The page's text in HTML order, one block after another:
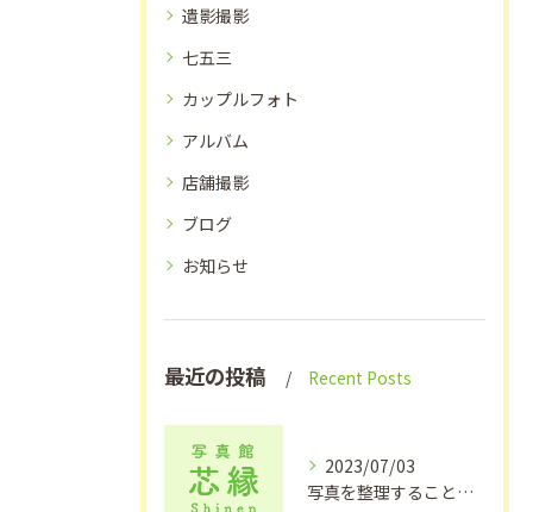
遺影撮影
七五三
カップルフォト
アルバム
店舗撮影
ブログ
お知らせ
最近の投稿 Recent Posts
2023/07/03
写真を整理することで色々なことが蘇る？【アルバム作成、出張撮影をお考えの方は写真館芯縁へ】